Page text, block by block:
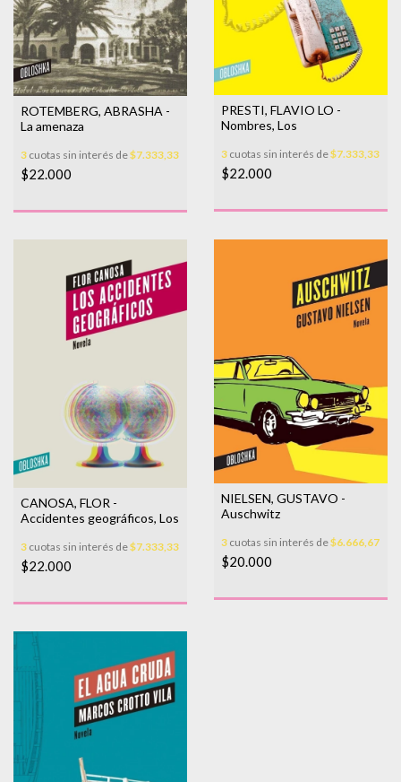
ROTEMBERG, ABRASHA -
La amenaza
3 cuotas sin interés de$7.333,33
$22.000
PRESTI, FLAVIO LO -
Nombres, Los
3 cuotas sin interés de$7.333,33
$22.000
CANOSA, FLOR -
Accidentes geográficos, Los
3 cuotas sin interés de$7.333,33
$22.000
NIELSEN, GUSTAVO -
Auschwitz
3 cuotas sin interés de$6.666,67
$20.000